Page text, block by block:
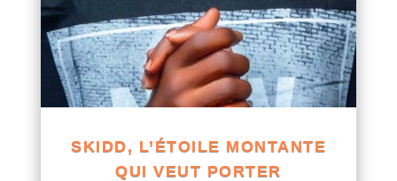
SKIDD, L’ÉTOILE MONTANTE
QUI VEUT PORTER